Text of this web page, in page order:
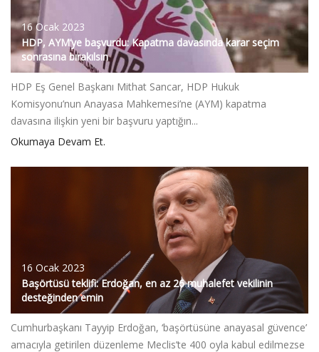
16 Ocak 2023
HDP, AYM’ye başvurdu: Kapatma davasında karar seçim
sonrasına bırakılsın
HDP Eş Genel Başkanı Mithat Sancar, HDP Hukuk
Komisyonu’nun Anayasa Mahkemesi’ne (AYM) kapatma
davasına ilişkin yeni bir başvuru yaptığın...
Okumaya Devam Et.
16 Ocak 2023
Başörtüsü teklifi: Erdoğan, en az 26 muhalefet vekilinin
desteğinden emin
Cumhurbaşkanı Tayyip Erdoğan, ‘başörtüsüne anayasal güvence’
amacıyla getirilen düzenleme Meclis’te 400 oyla kabul edilmezse